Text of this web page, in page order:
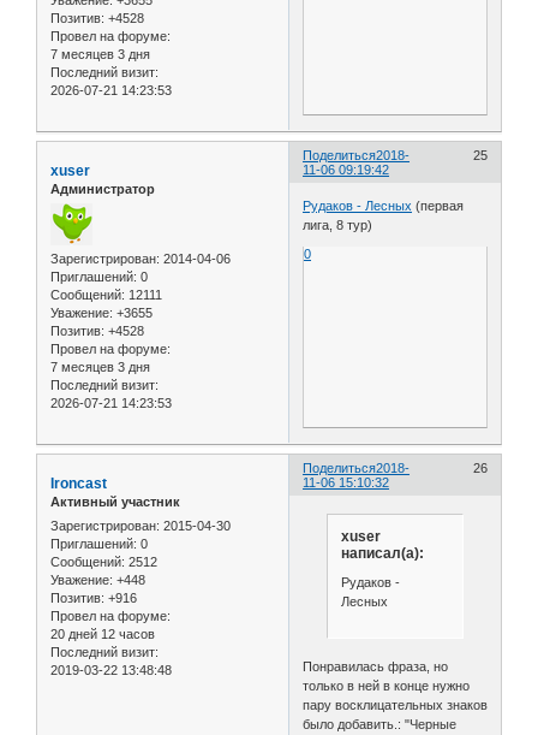
Позитив: +4528
Провел на форуме:
7 месяцев 3 дня
Последний визит:
2026-07-21 14:23:53
Поделиться 25
2018-
11-06 09:19:42
xuser
Администратор
Зарегистрирован: 2014-04-06
Приглашений: 0
Сообщений: 12111
Уважение: +3655
Позитив: +4528
Провел на форуме:
7 месяцев 3 дня
Последний визит:
2026-07-21 14:23:53
Рудаков - Лесных (первая
лига, 8 тур)
0
Поделиться 26
2018-
11-06 15:10:32
Ironcast
Активный участник
Зарегистрирован: 2015-04-30
Приглашений: 0
Сообщений: 2512
Уважение: +448
Позитив: +916
Провел на форуме:
20 дней 12 часов
Последний визит:
2019-03-22 13:48:48
xuser
написал(а):
Рудаков -
Лесных
Понравилась фраза, но
только в ней в конце нужно
пару восклицательных знаков
было добавить.: "Черные